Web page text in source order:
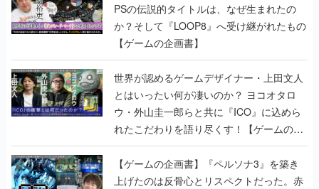
PSの伝説的タイトルは、なぜ生まれたの
か？そして『LOOP8』へ受け継がれたもの
【ゲームの企画書】
世界が認めるゲームデザイナー・上田文人
とはいったい何が凄いのか？ ヨコオタロ
ウ・外山圭一郎らと共に『ICO』に込めら
れたこだわりを語り尽くす！【ゲームの企
画書】
【ゲームの企画書】『ペルソナ3』を築き
上げたのは反骨心とリスペクトだった。赤